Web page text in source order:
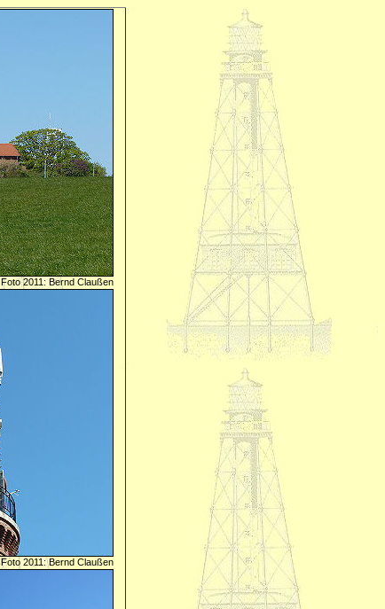
Foto 2011: Bernd Claußen
Foto 2011: Bernd Claußen